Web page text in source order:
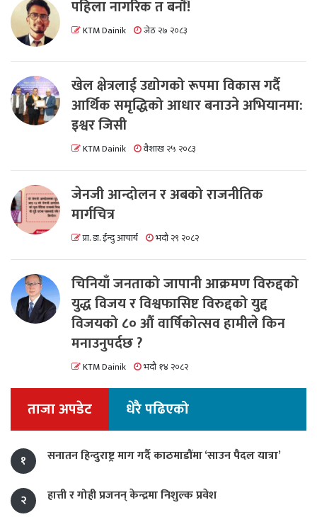
पहिला नागरिक त बनाैं!
KTM Dainik जेठ २७ २०८३
खेल क्षेत्रलाई उद्योगको रूपमा विकास गर्दै
आर्थिक समृद्धिको आधार बनाउने अभियानमा:
इश्वर जिसी
KTM Dainik वैशाख २५ २०८३
जेनजी आन्दोलन र अबको राजनीतिक
मार्गचित्र
प्रा. डा. ईन्दु आचार्य भदौ २९ २०८२
चिनियाँ जनताको जापानी आक्रमण विरुद्दको
युद्ध विजय र विश्वफासिष्ट विरुद्दको युद्द
विजयको ८० औं वार्षिकोत्सव हामीले किन
मनाउनुपर्दछ ?
KTM Dainik भदौ १४ २०८२
ताजा अपडेट धेरै पढिएको
१ सनातन हिन्दुराष्ट्र माग गर्दै काठमाडौंमा ‘साउन पैदल यात्रा’
२ हात्ती र गोही प्रजनन् केन्द्रमा निशुल्क प्रवेश